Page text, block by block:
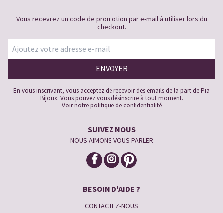
Vous recevrez un code de promotion par e-mail à utiliser lors du
checkout.
En vous inscrivant, vous acceptez de recevoir des emails de la part de Pia
Bijoux. Vous pouvez vous désinscrire à tout moment.
Voir notrepolitique de confidentialité
SUIVEZ NOUS
NOUS AIMONS VOUS PARLER
BESOIN D'AIDE ?
CONTACTEZ-NOUS